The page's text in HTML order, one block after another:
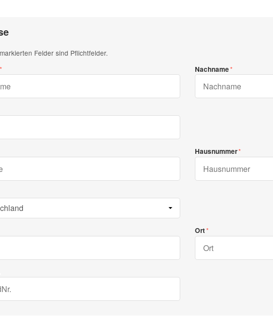
Felder sind Pflichtfelder.
Nachname
Hausnummer
Ort